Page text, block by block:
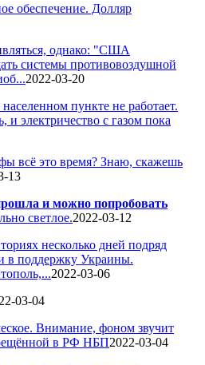
обеспечение. Долляр
однако: "США
системы противовоздушной
2022-03-20
пункте не работает.
и электричество с газом пока
всё это время? Знаю, скажешь
13
и можно попробовать
светлое.2022-03-12
несколько дней подряд
в поддержку Украины.
2022-03-06
03-04
Внимание, фоном звучит
в РФ НБП2022-03-04